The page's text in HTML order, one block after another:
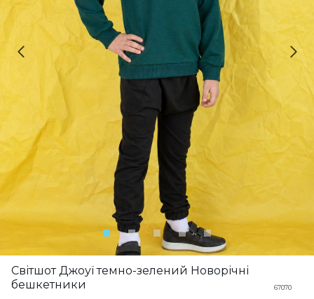
Світшот Джоуї темно-зелений Новорічні
бешкетники
67070